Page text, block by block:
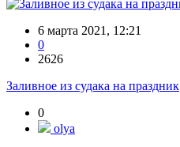
6 марта 2021, 12:21
0
2626
Заливное из судака на праздник
0
olya